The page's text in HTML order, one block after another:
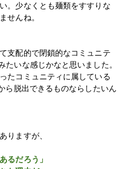
。少なくとも麺類をすすりな
せんね。
支配的で閉鎖的なコミュニテ
いな感じかなと思いました。
たコミュニティに属している
ら脱出できるものならしたいん
りますが、
るだろう」